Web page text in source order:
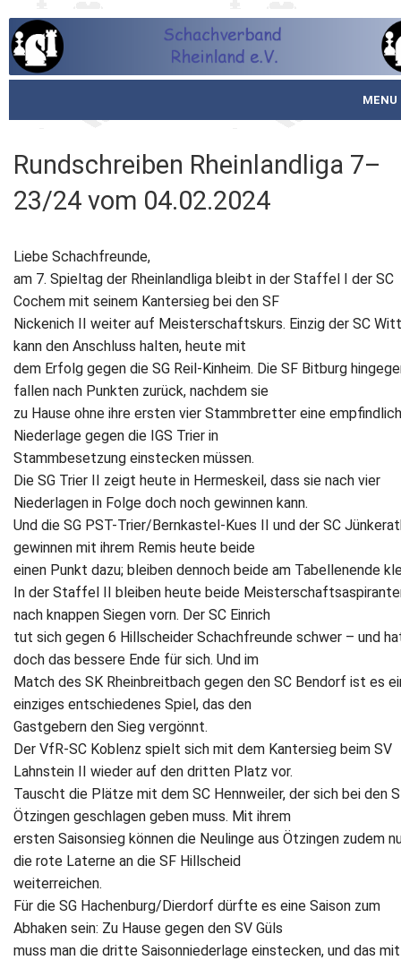
MENU
Schachjugend
Meistertafel
Fotos
Service
Newsletter
Kontakt
Impressum
Datenschutz
Rundschreiben Rheinlandliga 7–
23/24 vom 04.02.2024
Liebe Schachfreunde,
am 7. Spieltag der Rheinlandliga bleibt in der Staffel I der SC
Cochem mit seinem Kantersieg bei den SF
Nickenich II weiter auf Meisterschaftskurs. Einzig der SC
kann den Anschluss halten, heute mit
dem Erfolg gegen die SG Reil-Kinheim. Die SF Bitburg
fallen nach Punkten zurück, nachdem sie
zu Hause ohne ihre ersten vier Stammbretter eine
Niederlage gegen die IGS Trier in
Stammbesetzung einstecken müssen.
Die SG Trier II zeigt heute in Hermeskeil, dass sie nach vier
Niederlagen in Folge doch noch gewinnen kann.
Und die SG PST-Trier/Bernkastel-Kues II und der SC
gewinnen mit ihrem Remis heute beide
einen Punkt dazu; bleiben dennoch beide am Tabellenende
In der Staffel II bleiben heute beide
nach knappen Siegen vorn. Der SC Einrich
tut sich gegen 6 Hillscheider Schachfreunde schwer – und
doch das bessere Ende für sich. Und im
Match des SK Rheinbreitbach gegen den SC Bendorf ist es
einziges entschiedenes Spiel, das den
Gastgebern den Sieg vergönnt.
Der VfR-SC Koblenz spielt sich mit dem Kantersieg beim SV
Lahnstein II wieder auf den dritten Platz vor.
Tauscht die Plätze mit dem SC Hennweiler, der sich bei den
Ötzingen geschlagen geben muss. Mit ihrem
ersten Saisonsieg können die Neulinge aus Ötzingen zudem
die rote Laterne an die SF Hillscheid
weiterreichen.
Für die SG Hachenburg/Dierdorf dürfte es eine Saison zum
Abhaken sein: Zu Hause gegen den SV Güls
muss man die dritte Saisonniederlage einstecken, und das mit